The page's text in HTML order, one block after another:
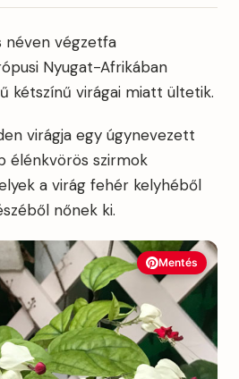
néven végzetfa
Nyugat-Afrikában
kétszínű virágai miatt ültetik.
virágja egy úgynevezett
élénkvörös szirmok
a virág fehér kelyhéből
nőnek ki.
Mentés